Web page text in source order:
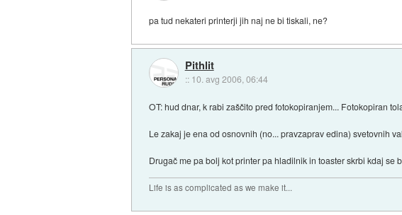
pa tud nekateri printerji jih naj ne bi tiskali, ne?
Pithlit
:: 10. avg 2006, 06:44
OT: hud dnar, k rabi zaščito pred fotokopiranjem... Fotokopiran
Le zakaj je ena od osnovnih (no... pravzaprav edina) svetovnih
Drugač me pa bolj kot printer pa hladilnik in toaster skrbi kdaj se
Life is as complicated as we make it...